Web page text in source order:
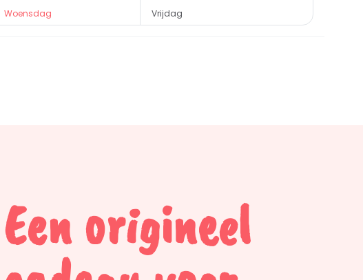
Woensdag Vrijdag
Een origineel